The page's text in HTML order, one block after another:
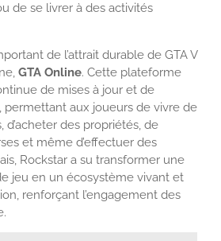
de se livrer à des activités
de l’attrait durable de GTA V
GTA Online. Cette plateforme
de mises à jour et de
permettant aux joueurs de vivre de
des propriétés, de
et même d’effectuer des
Rockstar a su transformer une
jeu en un écosystème vivant et
renforçant l’engagement des